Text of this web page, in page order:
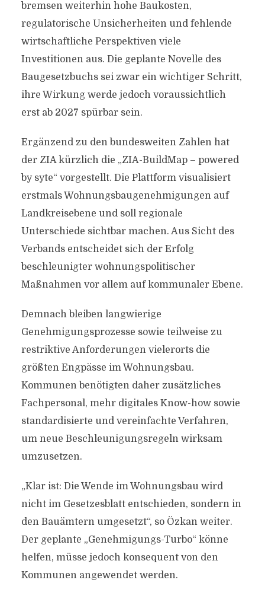
bremsen weiterhin hohe Baukosten,
regulatorische Unsicherheiten und fehlende
wirtschaftliche Perspektiven viele
Investitionen aus. Die geplante Novelle des
Baugesetzbuchs sei zwar ein wichtiger Schritt,
ihre Wirkung werde jedoch voraussichtlich
erst ab 2027 spürbar sein.
Ergänzend zu den bundesweiten Zahlen hat
der ZIA kürzlich die „ZIA-BuildMap – powered
by syte“ vorgestellt. Die Plattform visualisiert
erstmals Wohnungsbaugenehmigungen auf
Landkreisebene und soll regionale
Unterschiede sichtbar machen. Aus Sicht des
Verbands entscheidet sich der Erfolg
beschleunigter wohnungspolitischer
Maßnahmen vor allem auf kommunaler Ebene.
Demnach bleiben langwierige
Genehmigungsprozesse sowie teilweise zu
restriktive Anforderungen vielerorts die
größten Engpässe im Wohnungsbau.
Kommunen benötigten daher zusätzliches
Fachpersonal, mehr digitales Know-how sowie
standardisierte und vereinfachte Verfahren,
um neue Beschleunigungsregeln wirksam
umzusetzen.
„Klar ist: Die Wende im Wohnungsbau wird
nicht im Gesetzesblatt entschieden, sondern in
den Bauämtern umgesetzt“, so Özkan weiter.
Der geplante „Genehmigungs-Turbo“ könne
helfen, müsse jedoch konsequent von den
Kommunen angewendet werden.